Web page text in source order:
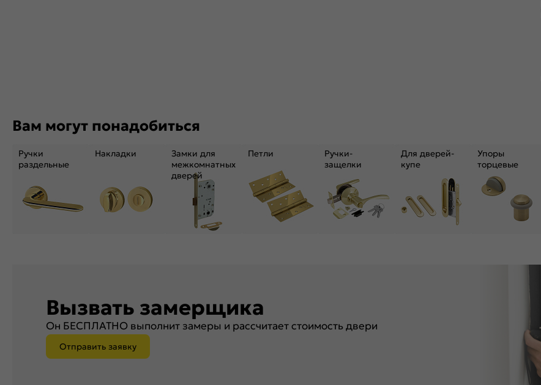
Вам могут понадобиться
Ручки
раздельные
Накладки
Замки для
межкомнатных
дверей
Петли
Ручки-
защелки
Для дверей-
купе
Упоры
торцевые
Вызвать замерщика
Он БЕСПЛАТНО выполнит замеры и рассчитает стоимость двери
Отправить заявку